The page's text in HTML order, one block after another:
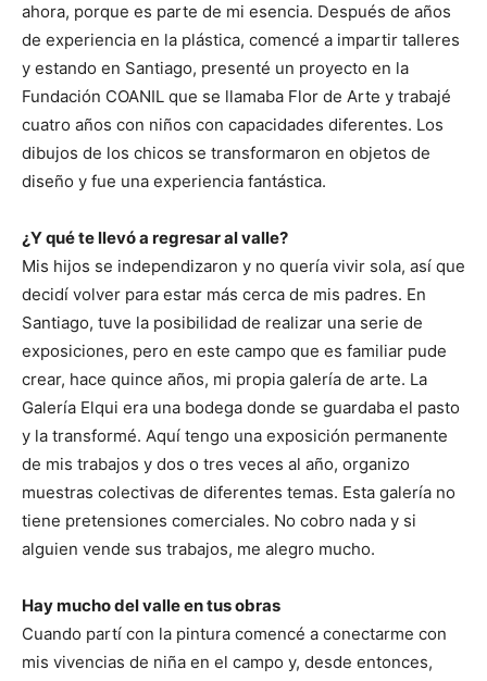
ahora, porque es parte de mi esencia. Después de años
de experiencia en la plástica, comencé a impartir talleres
y estando en Santiago, presenté un proyecto en la
Fundación COANIL que se llamaba Flor de Arte y trabajé
cuatro años con niños con capacidades diferentes. Los
dibujos de los chicos se transformaron en objetos de
diseño y fue una experiencia fantástica.
¿Y qué te llevó a regresar al valle?
Mis hijos se independizaron y no quería vivir sola, así que
decidí volver para estar más cerca de mis padres. En
Santiago, tuve la posibilidad de realizar una serie de
exposiciones, pero en este campo que es familiar pude
crear, hace quince años, mi propia galería de arte. La
Galería Elqui era una bodega donde se guardaba el pasto
y la transformé. Aquí tengo una exposición permanente
de mis trabajos y dos o tres veces al año, organizo
muestras colectivas de diferentes temas. Esta galería no
tiene pretensiones comerciales. No cobro nada y si
alguien vende sus trabajos, me alegro mucho.
Hay mucho del valle en tus obras
Cuando partí con la pintura comencé a conectarme con
mis vivencias de niña en el campo y, desde entonces,